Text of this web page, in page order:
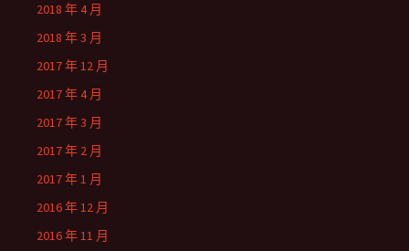
2018 年 4 月
2018 年 3 月
2017 年 12 月
2017 年 4 月
2017 年 3 月
2017 年 2 月
2017 年 1 月
2016 年 12 月
2016 年 11 月